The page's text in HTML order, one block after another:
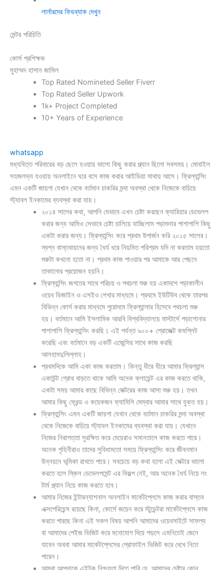
লার্নারদের ফিডব্যাক দেখুন
মেন্টর পরিচিতি
কোর্স প্রশিক্ষক
মুহাম্মদ হাসান জামিল
Top Rated Nomineted Seller Fiverr
Top Rated Seller Upwork
1k+ Project Completed
10+ Years of Experience
whatsapp
মধ্যবিত্ত পরিবারের বড় ছেলে হওয়ায় ভালো কিছু করার প্ল্যান ছিলো সবসময়। মোবাইল
সহজলভ্য হওয়ায় অনলাইনে ঘরে বসে কাজ করার আইডিয়া মাথায় আসে। ফ্রিল্যান্সিং
এমন একটি জায়গা যেখান থেকে বর্তমান চাকরির মন্দা অবস্থা থেকে নিজেকে বাচিয়ে
স্ট্যাবল ইনকামের ব্যবস্থা করা যায়।
২০১৪ সালের কথা, আপনি যেভাবে এখন চেষ্টা করছেন ক্যারিয়ার ডেভেলপ
করার জন্য আমিও সেভাবে চেষ্টা চালিয়ে যাচ্ছিলাম পড়াশুনার পাশাপাশি কিছু
একটা করার জন্য। ফ্রিল্যান্সিং করে প্রথম উপার্জন করি ২০১৫ সালের।
স্বপ্ন বাস্তবায়নের জন্য ধৈর্য ধরে নিয়মিত পরিশ্রম যদি না করতাম হয়তো
শুরুটা কখনো হতো না। প্রথম কাজ পাওয়ার পর আমাকে আর পেছনে
তাকানোর প্রয়োজন হয়নি।
ফ্রিল্যান্সিং জগতের সাথে পরিচয় ও পথচলা শুরু হয় একাদশে পড়াকালীন
ওয়েব ডিজাইন ও এসইও শেখার মাধ্যমে। প্রথমে ইউটিউব থেকে তারপর
বিভিন্ন কোর্স করার মাধ্যমে পুরোদমে ফ্রিল্যান্সার হিসেবে পথচলা শুরু
হয়। বর্তমানে আমি ইসলামিক আরবি বিশ্ববিদ্যালয়ে মাস্টার্সে পড়াশোনার
পাশাপাশি ফ্রিল্যান্সিং করছি। এই পর্যন্ত ৯০০+ প্রোজেক্ট কমপ্লিট
করেছি এবং বর্তমানে বড় একটি এজেন্সির সাথে কাজ করছি
আলহামদুলিল্লাহ।
প্রথমদিকে আমি একা কাজ করতাম। কিন্তু ধীরে ধীরে আমার ফ্রিল্যান্স
একাউন্ট গ্রোথ বাড়তে থাকে আমি অনেক ক্লায়েন্ট এর কাজ করতে থাকি,
একটা সময় আমার কাছে বিভিন্ন সেক্টরের কাজ আসা শুরু হয়। তখন
আমার কিছু ফ্রেন্ড ও কয়েকজন ফ্যামিলি মেম্বার আমার সাথে যুক্ত হয়।
ফ্রিল্যান্সিং এমন একটি জায়গা যেখান থেকে বর্তমান চাকরির মন্দা অবস্থা
থেকে নিজেকে বাচিয়ে স্ট্যাবল ইনকামের ব্যবস্থা করা যায়। যেখানে
নিজের নিরাপত্তা সুরক্ষিত করে মেয়েরাও সমানতালে কাজ করতে পারে।
অনেক গৃহিনীরাও তাদের সুবিধামতো সময়ে ফ্রিল্যান্সিং করে জীবনমান
উন্নয়নে ভূমিকা রাখতে পারে। সবচেয়ে বড় কথা হলো এই সেক্টরে ভালো
করতে হলে স্কিল ডেভেলপমেন্ট এর বিকল্প নেই, আর অনেক ধৈর্য নিয়ে লং
টার্ম প্ল্যান নিয়ে কাজ করতে হবে।
আমার নিজের ইন্টারন্যাশনাল অনলাইন মার্কেটপ্লেসে কাজ করার বাস্তব
এক্সপেরিয়েন্স রয়েছে কিনা, কোর্সে জয়েন করে স্টুডেন্টরা মার্কেটপ্লেসে কাজ
করতে পারছে কিনা এই সকল বিষয় আপনি আমাদের ওয়েবসাইটে সাফল্য
বা আমাদের পেইজ ভিজিট করে মনোযোগ দিয়ে পড়লে এমনিতেই জেনে
যাবেন অথবা আমার মার্কেটপ্লেসের প্রোফাইল ভিজিট করে দেখে নিতে
পারেন।